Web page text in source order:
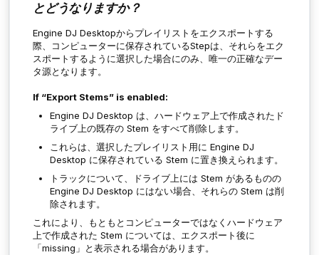
とどうなりますか？
Engine DJ Desktopからプレイリストをエクスポートする
際、コンピューターに保存されているStepは、それらをエク
スポートするように選択した場合にのみ、唯一の正確なデー
タ源となります。
If “Export Stems” is enabled:
Engine DJ Desktop は、ハードウェア上で作成されたド
ライブ上の既存の Stem をすべて削除します。
これらは、選択したプレイリスト用に Engine DJ
Desktop に保存されている Stem に置き換えられます。
トラックについて、ドライブ上には Stem があるものの
Engine DJ Desktop にはない場合、それらの Stem は削
除されます。
これにより、もともとコンピューターではなくハードウェア
上で作成された Stem については、エクスポート後に
「missing」と表示される場合があります。